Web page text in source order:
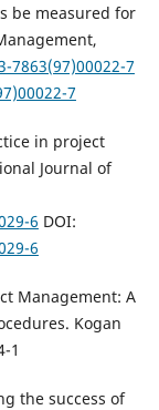
be measured for
7863(97)00022-7
7
in project
Journal of
6 DOI:
6
Management: A
Kogan
1
the success of